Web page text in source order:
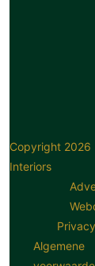
Copyright 2026
Interiors
Algemene